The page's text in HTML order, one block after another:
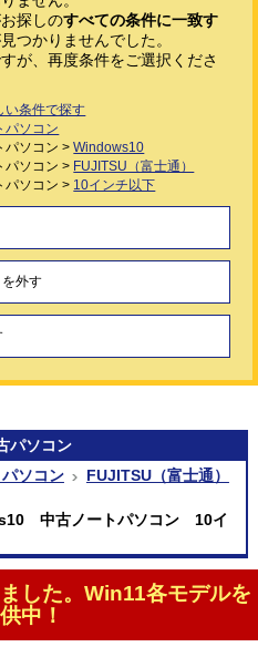
探しのすべての条件に一致す
つかりませんでした。
が、再度条件をご選択くださ
い条件で探す
パソコン
パソコン >Windows10
パソコン > FUJITSU（富士通）
パソコン > 10インチ以下
を外す
パソコン
ソコン
FUJITSU（富士通）
中古ノートパソコン 10イ
した。Win11各モデルを
中！